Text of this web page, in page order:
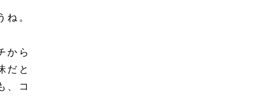
ね。
から
だと
、コ